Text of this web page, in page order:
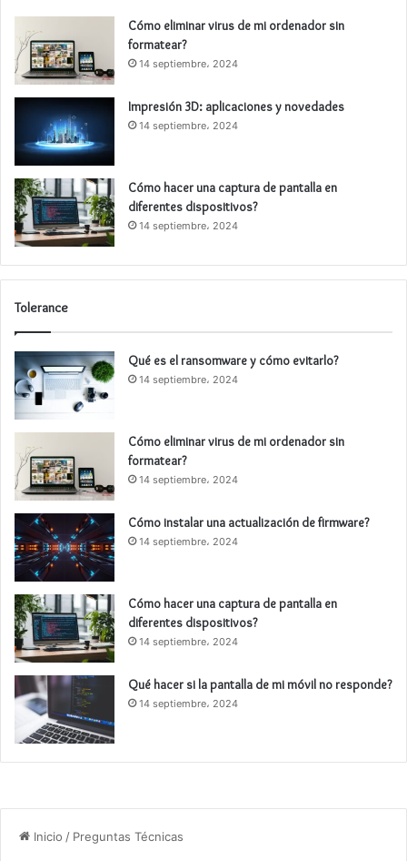
Cómo eliminar virus de mi ordenador sin
formatear?
14 septiembre، 2024
Impresión 3D: aplicaciones y novedades
14 septiembre، 2024
Cómo hacer una captura de pantalla en
diferentes dispositivos?
14 septiembre، 2024
Tolerance
Qué es el ransomware y cómo evitarlo?
14 septiembre، 2024
Cómo eliminar virus de mi ordenador sin
formatear?
14 septiembre، 2024
Cómo instalar una actualización de firmware?
14 septiembre، 2024
Cómo hacer una captura de pantalla en
diferentes dispositivos?
14 septiembre، 2024
Qué hacer si la pantalla de mi móvil no responde?
14 septiembre، 2024